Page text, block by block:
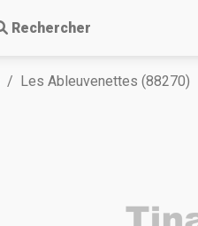
Rechercher
Les Ableuvenettes (88270)